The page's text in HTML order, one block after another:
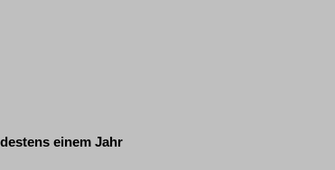
einem Jahr